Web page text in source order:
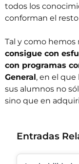
todos los
conforman el
Tal y como hemos
consigue con
con programas
General, en el que
sus alumnos no
sino que en
Entradas